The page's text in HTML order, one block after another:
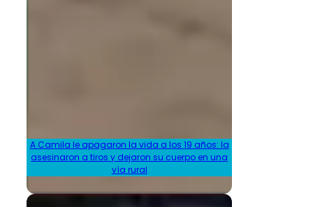
A Camila le apagaron la vida a los 19 años: la
asesinaron a tiros y dejaron su cuerpo en una
vía rural